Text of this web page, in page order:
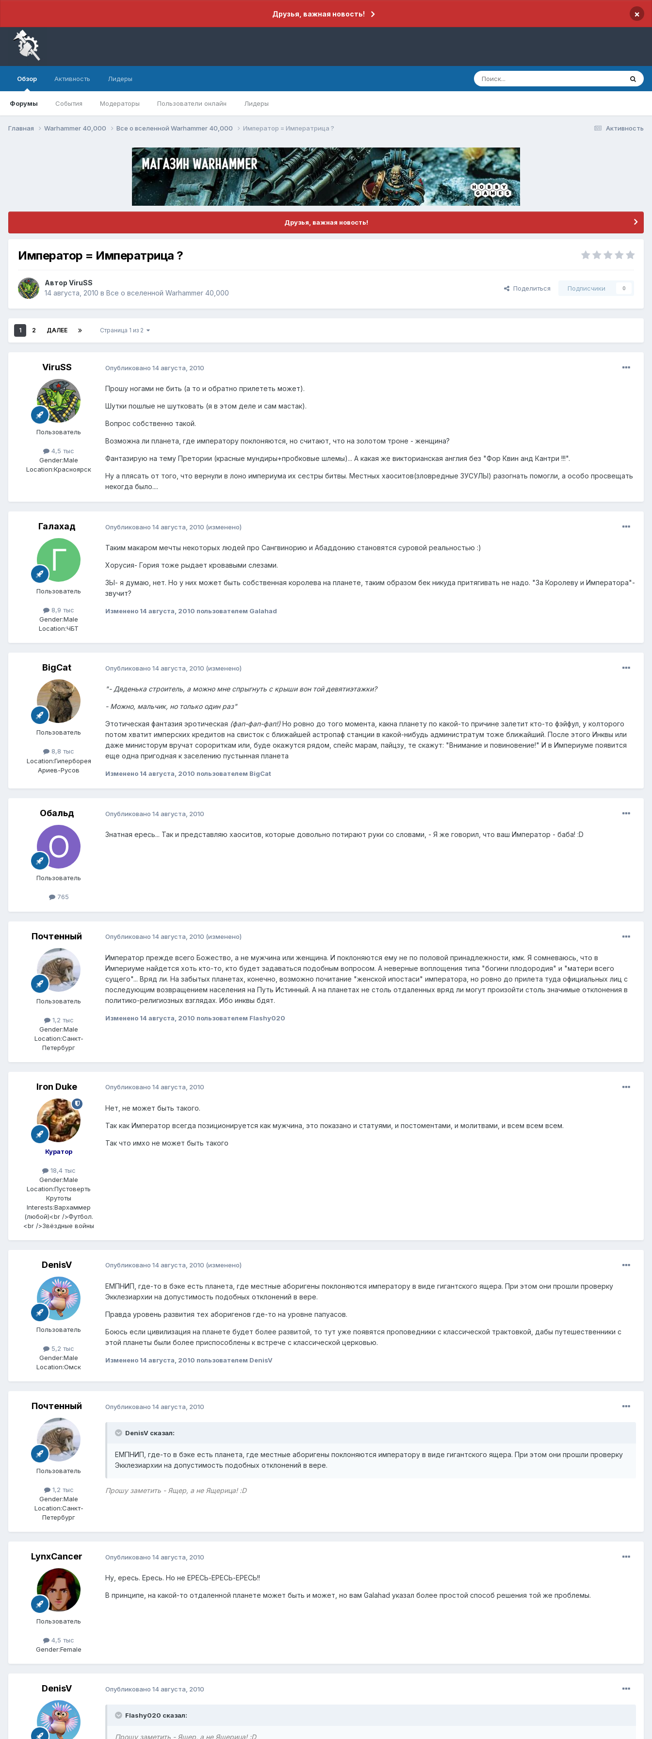
Друзья, важная новость! ×
Обзор
Форумы События Модераторы Пользователи онлайн Лидеры
Активность Лидеры
Активность
Главная Warhammer 40,000 Все о вселенной Warhammer 40,000 Император = Императрица ?
Друзья, важная новость!
Император = Императрица ?
Автор ViruSS
14 августа, 2010 в Все о вселенной Warhammer 40,000
Поделиться Подписчики 0
1 2 ДАЛЕЕ Страница 1 из 2
ViruSS
Пользователь
4,5 тыс
Gender:Male
Location:Красноярск
Опубликовано 14 августа, 2010
Прошу ногами не бить (а то и обратно прилететь может).
Шутки пошлые не шутковать (я в этом деле и сам мастак).
Вопрос собственно такой.
Возможна ли планета, где императору поклоняются, но считают, что на золотом троне - женщина?
Фантазирую на тему Претории (красные мундиры+пробковые шлемы)... А какая же викторианская англия без "Фор Квин анд Кантри !!!".
Ну а плясать от того, что вернули в лоно империума их сестры битвы. Местных хаоситов(зловредные ЗУСУЛЫ) разогнать помогли, а особо просвещать
некогда было....
Галахад
Пользователь
8,9 тыс
Gender:Male
Location:ЧБТ
Опубликовано 14 августа, 2010 (изменено)
Таким макаром мечты некоторых людей про Сангвинорию и Абаддонию становятся суровой реальностью :)
Хорусия- Гория тоже рыдает кровавыми слезами.
ЗЫ- я думаю, нет. Но у них может быть собственная королева на планете, таким образом бек никуда притягивать не надо. "За Королеву и Императора"-
звучит?
Изменено 14 августа, 2010 пользователем Galahad
BigCat
Пользователь
8,8 тыс
Location:Гиперборея
Ариев-Русов
Опубликовано 14 августа, 2010 (изменено)
"- Дяденька строитель, а можно мне спрыгнуть с крыши вон той девятиэтажки?
- Можно, мальчик, но только один раз"
Этотическая фантазия эротическая (фап-фап-фап!)Но ровно до того момента, какна планету по какой-то причине залетит кто-то фэйфул, у колторого
потом хватит имперских кредитов на свисток с ближайшей астропаф станции в какой-нибудь администратум тоже ближайший. После этого Инквы или
даже министорум вручат сорориткам или, буде окажутся рядом, спейс марам, пайцзу, те скажут: "Внимание и повиновение!" И в Империуме появится
еще одна пригодная к заселению пустынная планета
Изменено 14 августа, 2010 пользователем BigCat
Обальд
Пользователь
765
Опубликовано 14 августа, 2010
Знатная ересь... Так и представляю хаоситов, которые довольно потирают руки со словами, - Я же говорил, что ваш Император - баба! :D
Почтенный
Пользователь
1,2 тыс
Gender:Male
Location:Санкт-
Петербург
Опубликовано 14 августа, 2010 (изменено)
Император прежде всего Божество, а не мужчина или женщина. И поклоняются ему не по половой принадлежности, кмк. Я сомневаюсь, что в
Империуме найдется хоть кто-то, кто будет задаваться подобным вопросом. А неверные воплощения типа "богини плодородия" и "матери всего
сущего"... Вряд ли. На забытых планетах, конечно, возможно почитание "женской ипостаси" императора, но ровно до прилета туда официальных лиц с
последующим возвращением населения на Путь Истинный. А на планетах не столь отдаленных вряд ли могут произойти столь значимые отклонения в
политико-религиозных взглядах. Ибо инквы бдят.
Изменено 14 августа, 2010 пользователем Flashy020
Iron Duke
Куратор
18,4 тыс
Gender:Male
Location:Пустоверть
Крутоты
Interests:Вархаммер
(любой)<br />Футбол.
<br />Звёздные войны
Опубликовано 14 августа, 2010
Нет, не может быть такого.
Так как Император всегда позиционируется как мужчина, это показано и статуями, и постоментами, и молитвами, и всем всем всем.
Так что имхо не может быть такого
DenisV
Пользователь
5,2 тыс
Gender:Male
Location:Омск
Опубликовано 14 августа, 2010 (изменено)
ЕМПНИП, где-то в бэке есть планета, где местные аборигены поклоняются императору в виде гигантского ящера. При этом они прошли проверку
Экклезиархии на допустимость подобных отклонений в вере.
Правда уровень развития тех аборигенов где-то на уровне папуасов.
Боюсь если цивилизация на планете будет более развитой, то тут уже появятся проповедники с классической трактовкой, дабы путешественники с
этой планеты были более приспособлены к встрече с классической церковью.
Изменено 14 августа, 2010 пользователем DenisV
Почтенный
Пользователь
1,2 тыс
Gender:Male
Location:Санкт-
Петербург
Опубликовано 14 августа, 2010
DenisV сказал:
ЕМПНИП, где-то в бэке есть планета, где местные аборигены поклоняются императору в виде гигантского ящера. При этом они прошли проверку
Экклезиархии на допустимость подобных отклонений в вере.
Прошу заметить - Ящер, а не Ящерица! :D
LynxCancer
Пользователь
4,5 тыс
Gender:Female
Опубликовано 14 августа, 2010
Ну, ересь. Ересь. Но не ЕРЕСЬ-ЕРЕСЬ-ЕРЕСЬ!!
В принципе, на какой-то отдаленной планете может быть и может, но вам Galahad указал более простой способ решения той же проблемы.
DenisV Опубликовано 14 августа, 2010
Flashy020 сказал:
Прошу заметить - Ящер, а не Ящерица! :D